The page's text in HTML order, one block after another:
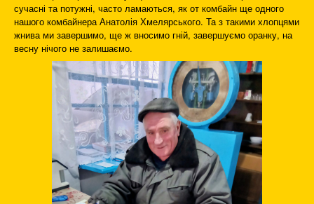
сучасні та потужні, часто ламаються, як от комбайн ще одного
нашого комбайнера Анатолія Хмелярського. Та з такими хлопцями
жнива ми завершимо, ще ж вносимо гній, завершуємо оранку, на
весну нічого не залишаємо.